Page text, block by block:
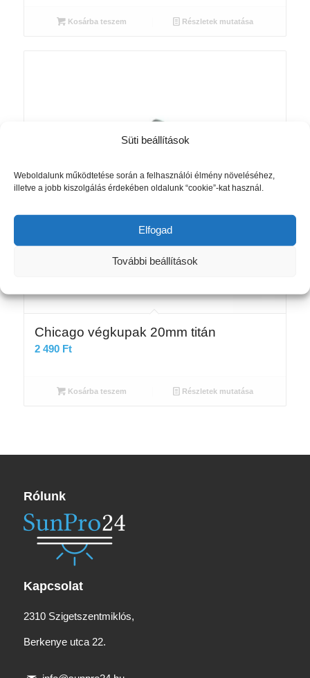
Süti beállítások
Weboldalunk működtetése során a felhasználói élmény növeléséhez,
illetve a jobb kiszolgálás érdekében oldalunk “cookie”-kat használ.
Elfogad
További beállítások
Kosárba teszem Részletek mutatása
Chicago végkupak 20mm titán
2 490 Ft
Kosárba teszem Részletek mutatása
Rólunk
Kapcsolat
2310 Szigetszentmiklós,
Berkenye utca 22.